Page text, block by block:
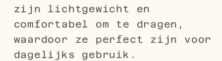
zijn lichtgewicht en
comfortabel om te dragen,
waardoor ze perfect zijn voor
dagelijks gebruik.